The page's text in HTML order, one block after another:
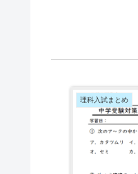
理科入試まとめ